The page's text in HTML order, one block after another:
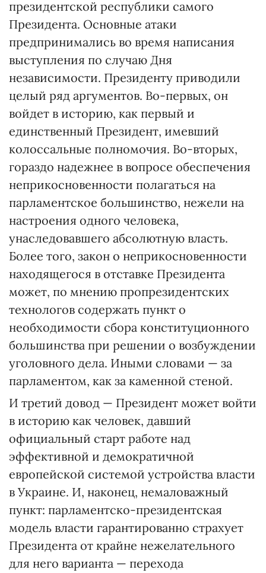
президентской республики самого
Президента. Основные атаки
предпринимались во время написания
выступления по случаю Дня
независимости. Президенту приводили
целый ряд аргументов. Во-первых, он
войдет в историю, как первый и
единственный Президент, имевший
колоссальные полномочия. Во-вторых,
гораздо надежнее в вопросе обеспечения
неприкосновенности полагаться на
парламентское большинство, нежели на
настроения одного человека,
унаследовавшего абсолютную власть.
Более того, закон о неприкосновенности
находящегося в отставке Президента
может, по мнению пропрезидентских
технологов содержать пункт о
необходимости сбора конституционного
большинства при решении о возбуждении
уголовного дела. Иными словами — за
парламентом, как за каменной стеной.
И третий довод — Президент может войти
в историю как человек, давший
официальный старт работе над
эффективной и демократичной
европейской системой устройства власти
в Украине. И, наконец, немаловажный
пункт: парламентско-президентская
модель власти гарантированно страхует
Президента от крайне нежелательного
для него варианта — перехода